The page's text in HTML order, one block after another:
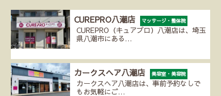
CUREPRO八潮店 マッサージ・整体院
CUREPRO（キュアプロ）八潮店は、埼玉
県八潮市にある…
カークスヘア八潮店 美容室・美容院
カークスヘア八潮店は、事前予約なしで
もお気軽にご…